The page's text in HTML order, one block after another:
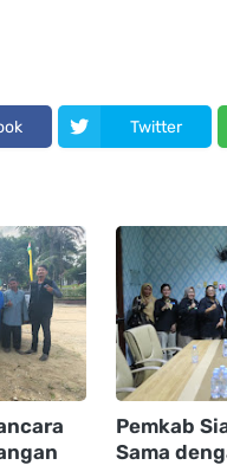
Twitter
Pemkab
Sama